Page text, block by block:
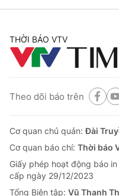
THỜI BÁO VTV
Theo dõi báo trên
Cơ quan chủ quản:Đài
Cơ quan báo chí: Thời báo
Giấy phép hoạt động báo
cấp ngày 29/12/2023
Tổng Biên tập: Vũ Thanh